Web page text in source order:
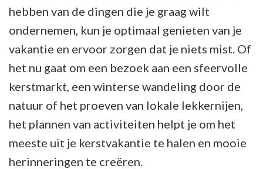
hebben van de dingen die je graag wilt
ondernemen, kun je optimaal genieten van je
vakantie en ervoor zorgen dat je niets mist. Of
het nu gaat om een bezoek aan een sfeervolle
kerstmarkt, een winterse wandeling door de
natuur of het proeven van lokale lekkernijen,
het plannen van activiteiten helpt je om het
meeste uit je kerstvakantie te halen en mooie
herinneringen te creëren.